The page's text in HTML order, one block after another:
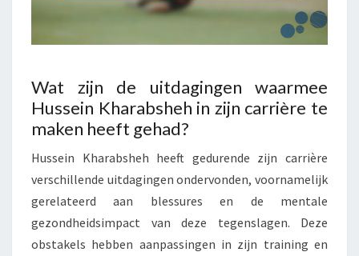
Wat zijn de uitdagingen waarmee
Hussein Kharabsheh in zijn carrière te
maken heeft gehad?
Hussein Kharabsheh heeft gedurende zijn carrière
verschillende uitdagingen ondervonden, voornamelijk
gerelateerd aan blessures en de mentale
gezondheidsimpact van deze tegenslagen. Deze
obstakels hebben aanpassingen in zijn training en